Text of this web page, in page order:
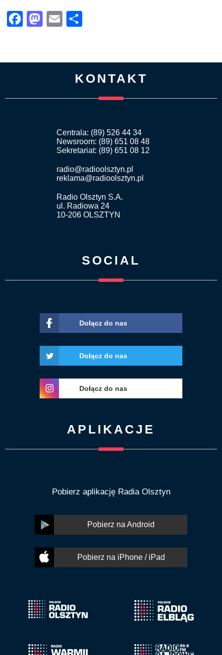
Facebook
Mastodon
Email
KONTAKT
Centrala: (89) 526 44 34
Newsroom: (89) 651 08 48
Sekretariat: (89) 651 08 12
radio@radioolsztyn.pl
reklama@radioolsztyn.pl
Radio Olsztyn S.A.
ul. Radiowa 24
10-206 OLSZTYN
SOCIAL
Dołącz do nas
Dołącz do nas
Dołącz do nas
APLIKACJE
Pobierz aplikację Radia Olsztyn
Pobierz na Android
Pobierz na iPhone / iPad